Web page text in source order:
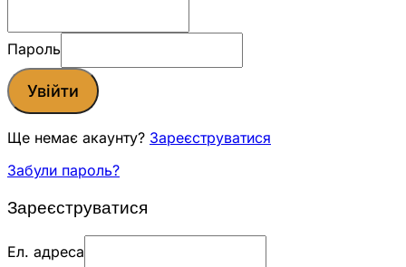
Пароль
Увійти
Ще немає акаунту? Зареєструватися
Забули пароль?
Зареєструватися
Ел. адреса